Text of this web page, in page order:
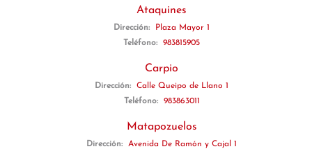
Ataquines
Dirección:
Plaza Mayor 1
Teléfono:
983815905
Carpio
Dirección:
Calle Queipo de Llano 1
Teléfono:
983863011
Matapozuelos
Dirección:
Avenida De Ramón y Cajal 1